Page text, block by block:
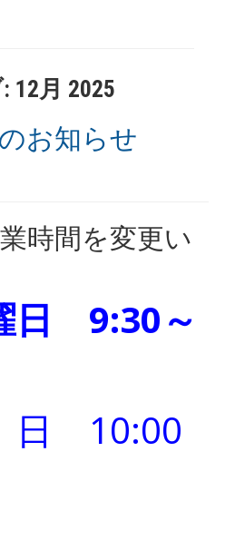
12月 2025
お知らせ
時間を変更い
日 9:30～
10:00